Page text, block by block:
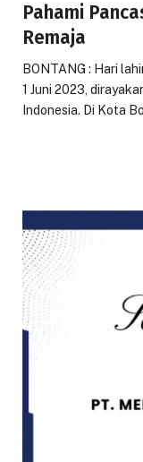
Pahami
Remaja
BONTANG : Hari
1 Juni 2023,
Indonesia. Di Kota